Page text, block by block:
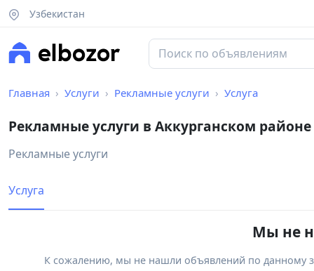
Узбекистан
Главная Услуги Рекламные услуги Услуга
Рекламные услуги в Аккурганском районе
Рекламные услуги
Услуга
Мы не
К сожалению, мы не нашли объявлений по данному